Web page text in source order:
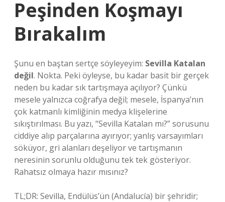
Peşinden Koşmayı
Bırakalım
Şunu en baştan sertçe söyleyeyim: Sevilla Katalan
değil. Nokta. Peki öyleyse, bu kadar basit bir gerçek
neden bu kadar sık tartışmaya açılıyor? Çünkü
mesele yalnızca coğrafya değil; mesele, İspanya’nın
çok katmanlı kimliğinin medya klişelerine
sıkıştırılması. Bu yazı, “Sevilla Katalan mı?” sorusunu
ciddiye alıp parçalarına ayırıyor; yanlış varsayımları
söküyor, gri alanları deşeliyor ve tartışmanın
neresinin sorunlu olduğunu tek tek gösteriyor.
Rahatsız olmaya hazır mısınız?
TL;DR: Sevilla, Endülüs’ün (Andalucía) bir şehridir;